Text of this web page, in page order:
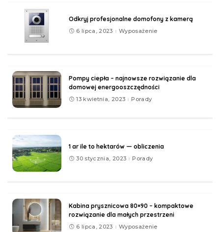
Odkryj profesjonalne domofony z kamerą
6 lipca, 2023 Wyposażenie
Pompy ciepła – najnowsze rozwiązanie dla
domowej energooszczędności
13 kwietnia, 2023 Porady
1 ar ile to hektarów — obliczenia
30 stycznia, 2023 Porady
Kabina prysznicowa 80×90 – kompaktowe
rozwiązanie dla małych przestrzeni
6 lipca, 2023 Wyposażenie